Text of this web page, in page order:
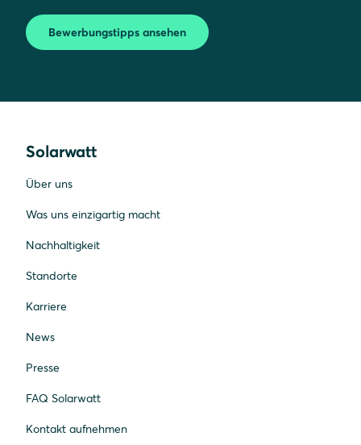
Bewerbungstipps ansehen
Solarwatt
Über uns
Was uns einzigartig macht
Nachhaltigkeit
Standorte
Karriere
News
Presse
FAQ Solarwatt
Kontakt aufnehmen